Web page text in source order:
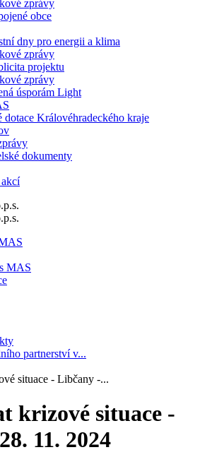
zprávy
obce
dny pro energii a klima
zprávy
projektu
zprávy
úsporám Light
Královéhradeckého kraje
dokumenty
MAS
partnerství v...
situace - Libčany -...
krizové situace -
11. 2024